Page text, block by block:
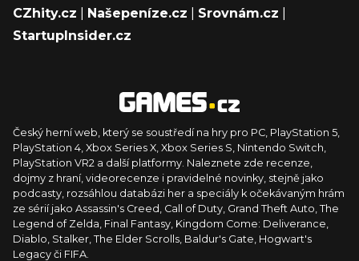
CZhity.cz
Našepeníze.cz Srovnám.cz
StartupInsider.cz
Český herní web, který se soustředí na hry pro PC, PlayStation 5,
PlayStation 4, Xbox Series X, Xbox Series S, Nintendo Switch,
PlayStation VR2 a další platformy. Naleznete zde recenze,
dojmy z hraní, videorecenze i pravidelné novinky, stejně jako
podcasty, rozsáhlou databázi her a speciály k očekávaným hrám
ze sérií jako Assassin's Creed, Call of Duty, Grand Theft Auto, The
Legend of Zelda, Final Fantasy, Kingdom Come: Deliverance,
Diablo, Stalker, The Elder Scrolls, Baldur's Gate, Hogwart's
Legacy či FIFA.